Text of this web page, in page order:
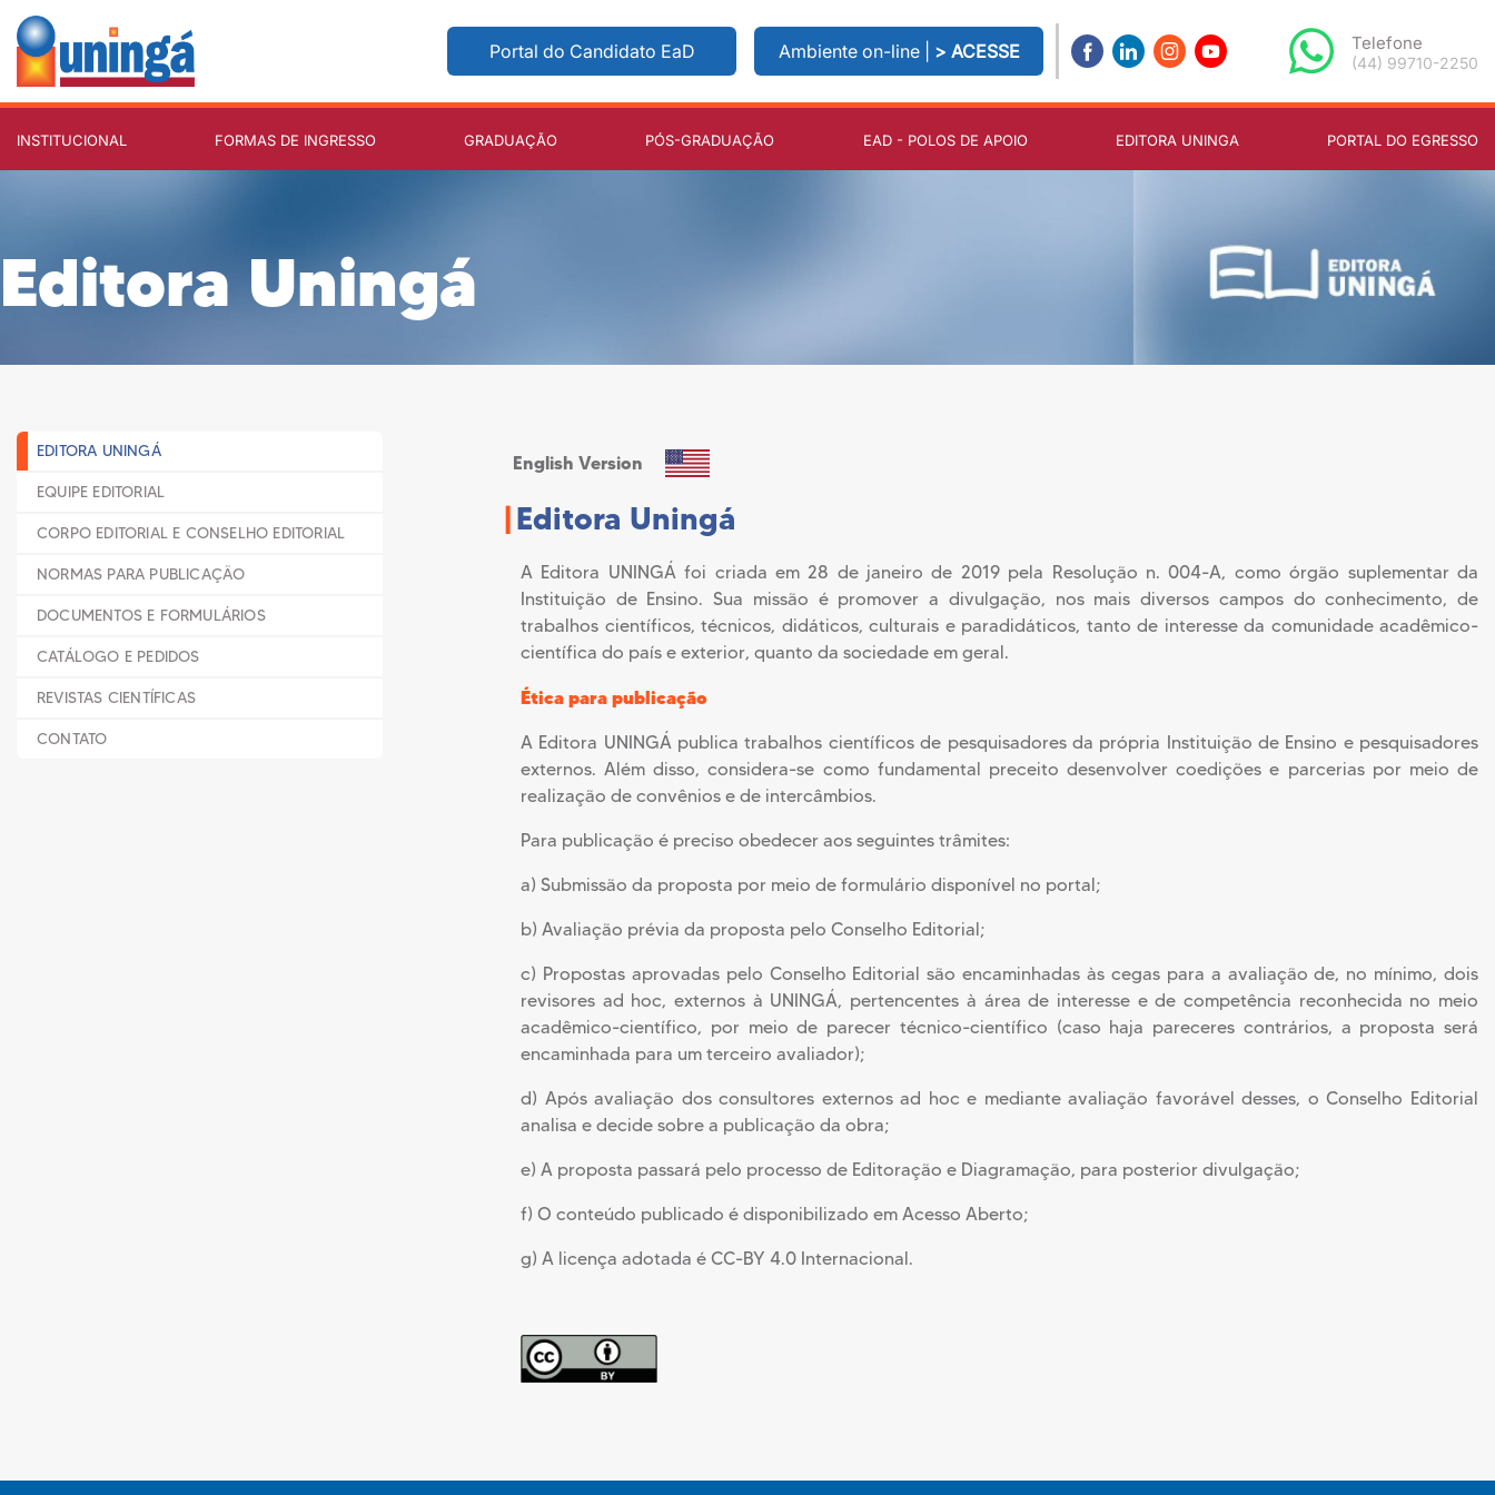
Portal do Candidato EaD Ambiente on-line | > ACESSE Telefone
(44) 99710-2250
INSTITUCIONAL FORMAS DE INGRESSO GRADUAÇÃO PÓS-GRADUAÇÃO EAD - POLOS DE APOIO EDITORA UNINGA PORTAL DO EGRESSO
Editora Uningá
EDITORA UNINGÁ
EQUIPE EDITORIAL
CORPO EDITORIAL E CONSELHO EDITORIAL
NORMAS PARA PUBLICAÇÃO
DOCUMENTOS E FORMULÁRIOS
CATÁLOGO E PEDIDOS
REVISTAS CIENTÍFICAS
CONTATO
English Version‎
|Editora Uningá
A Editora UNINGÁ foi criada em 28 de janeiro de 2019 pela Resolução n. 004-A, como órgão suplementar da
Instituição de Ensino. Sua missão é promover a divulgação, nos mais diversos campos do conhecimento, de
trabalhos científicos, técnicos, didáticos, culturais e paradidáticos, tanto de interesse da comunidade acadêmico-
científica do país e exterior, quanto da sociedade em geral.
Ética para publicação
A Editora UNINGÁ publica trabalhos científicos de pesquisadores da própria Instituição de Ensino e pesquisadores
externos. Além disso, considera-se como fundamental preceito desenvolver coedições e parcerias por meio de
realização de convênios e de intercâmbios.
Para publicação é preciso obedecer aos seguintes trâmites:
a) Submissão da proposta por meio de formulário disponível no portal;
b) Avaliação prévia da proposta pelo Conselho Editorial;
c) Propostas aprovadas pelo Conselho Editorial são encaminhadas às cegas para a avaliação de, no mínimo, dois
revisores ad hoc, externos à UNINGÁ, pertencentes à área de interesse e de competência reconhecida no meio
acadêmico-científico, por meio de parecer técnico-científico (caso haja pareceres contrários, a proposta será
encaminhada para um terceiro avaliador);
d) Após avaliação dos consultores externos ad hoc e mediante avaliação favorável desses, o Conselho Editorial
analisa e decide sobre a publicação da obra;
e) A proposta passará pelo processo de Editoração e Diagramação, para posterior divulgação;
f) O conteúdo publicado é disponibilizado em Acesso Aberto;
g) A licença adotada é CC-BY 4.0 Internacional.